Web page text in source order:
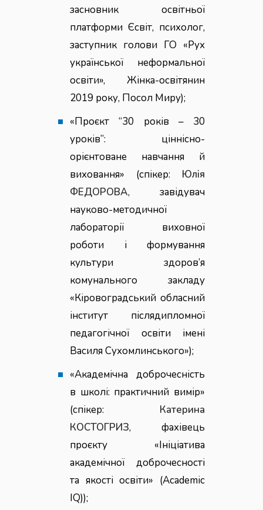
засновник освітньої
платформи Єсвіт, психолог,
заступник голови ГО «Рух
української неформальної
освіти», Жінка-освітянин
2019 року, Посол Миру);
«Проєкт “30 років – 30
уроків”: ціннісно-
орієнтоване навчання й
виховання» (спікер: Юлія
ФЕДОРОВА, завідувач
науково-методичної
лабораторії виховної
роботи і формування
культури здоров’я
комунального закладу
«Кіровоградський обласний
інститут післядипломної
педагогічної освіти імені
Василя Сухомлинського»);
«Академічна доброчесність
в школі: практичний вимір»
(спікер: Катерина
КОСТОГРИЗ, фахівець
проєкту «Ініціатива
академічної доброчесності
та якості освіти» (Academic
IQ));